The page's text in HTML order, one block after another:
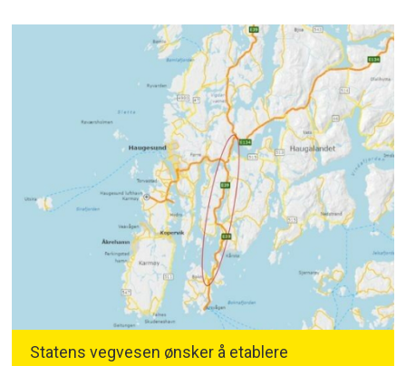
Statens vegvesen ønsker å etablere